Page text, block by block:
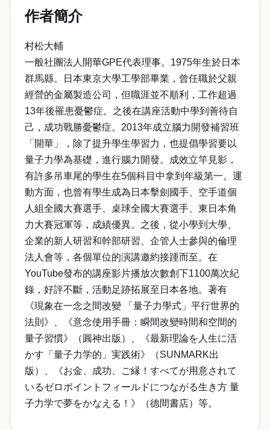
作者簡介
村松大輔
一般社團法人開華GPE代表理事。1975年生於日本
群馬縣。日本東京大學工學部畢業，曾任職於父親
經營的金屬製造公司，但職涯並不順利，工作超過
13年後罹患憂鬱症。之後在講座活動中學到善待自
己，成功戰勝憂鬱症。2013年成立腦力開發補習班
「開華」，除了提升學生學習力，也提倡學習要以
量子力學為基礎，進行腦力開發。成效立竿見影，
有許多吊車尾的學生在5個科目中拿到年級第一。運
動方面，也曾有學生成為日本擊劍國手、空手道個
人組全國大賽選手、桌球全國大賽選手、東日本角
力大賽冠軍等，成績優異。之後，從小學到大學、
企業的新人研習和幹部研習、企管人士參與的倫理
法人會等，各個單位的演講邀約接踵而至。在
YouTube發布的講座影片播放次數創下1100萬次紀
錄，好評不斷，活動足跡拓展至日本各地。著有
《現象在一念之間改變 「量子力學式」平行世界的
法則》、《意念使用手冊：瞬間改變時間和空間的
量子習慣》（圓神出版）、《最新理論を人生に活
かす「量子力学的」実践術》（SUNMARK出
版）、《お金、成功、ご縁！すべてが用意されて
いるゼロポイントフィールドにつながる生き方 量
子力学で夢をかなえる！》（德間書店）等。